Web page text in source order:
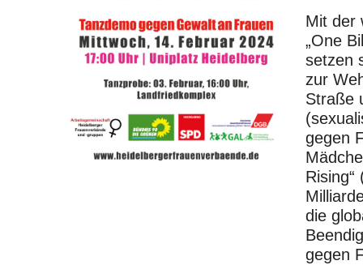
Mit der
„One
setzen
zur
Straße
gegen
die
gegen